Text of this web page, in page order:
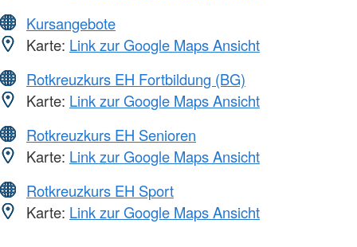
Kursangebote
Karte: Link zur Google Maps Ansicht
Rotkreuzkurs EH Fortbildung (BG)
Karte: Link zur Google Maps Ansicht
Rotkreuzkurs EH Senioren
Karte: Link zur Google Maps Ansicht
Rotkreuzkurs EH Sport
Karte: Link zur Google Maps Ansicht